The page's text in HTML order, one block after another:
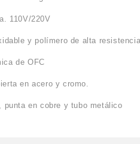
110V/220V
y polímero de alta
de OFC
en acero y cromo.
punta en cobre y tubo metálico